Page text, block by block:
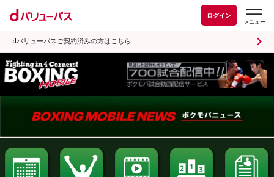
ログイン
dバリューパスご契約済みの方はこちら